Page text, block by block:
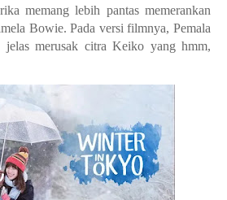
memang lebih pantas memerankan
Bowie. Pada versi filmnya, Pemala
jelas merusak citra Keiko yang hmm,